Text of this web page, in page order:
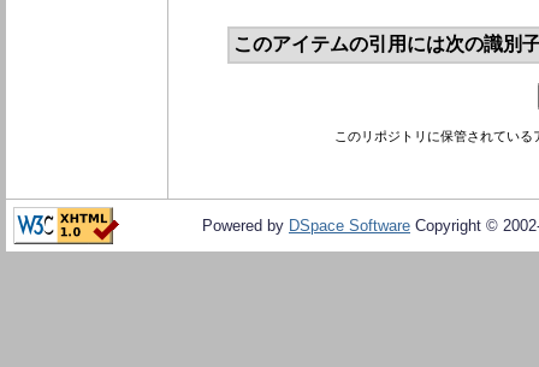
このアイテムの引用には次の識別
このリポジトリに保管されてい
Powered by DSpace Software Copyright ©